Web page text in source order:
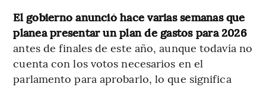
El gobierno anunció hace varias semanas que
planea presentar un plan de gastos para 2026
antes de finales de este año, aunque todavía no
cuenta con los votos necesarios en el
parlamento para aprobarlo, lo que significa